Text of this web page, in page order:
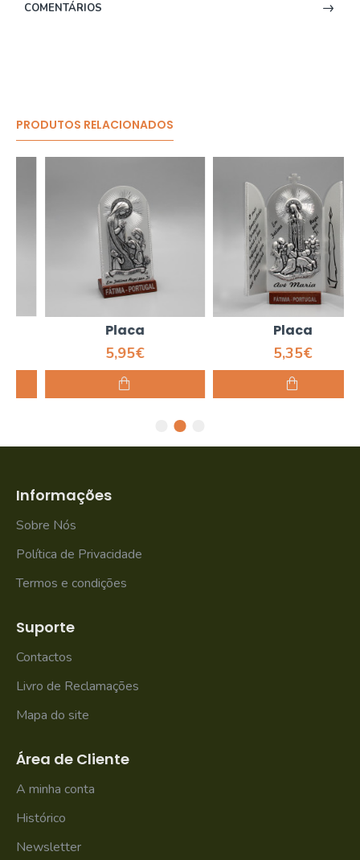
COMENTÁRIOS
PRODUTOS RELACIONADOS
Placa
5,95€
Placa
5,35€
Informações
Sobre Nós
Política de Privacidade
Termos e condições
Suporte
Contactos
Livro de Reclamações
Mapa do site
Área de Cliente
A minha conta
Histórico
Newsletter